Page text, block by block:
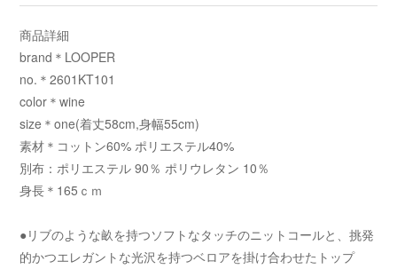
商品詳細
brand＊LOOPER
no.＊2601KT101
color＊wine
size＊one(着丈58cm,身幅55cm)
素材＊コットン60% ポリエステル40%
別布：ポリエステル 90％ ポリウレタン 10％
身長＊165ｃｍ
●リブのような畝を持つソフトなタッチのニットコールと、挑発
的かつエレガントな光沢を持つベロアを掛け合わせたトップ